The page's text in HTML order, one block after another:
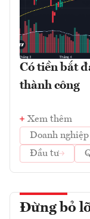
Có tiền bắt
thành công
Xem thêm
Doanh
Đầu tư
Đừng bỏ